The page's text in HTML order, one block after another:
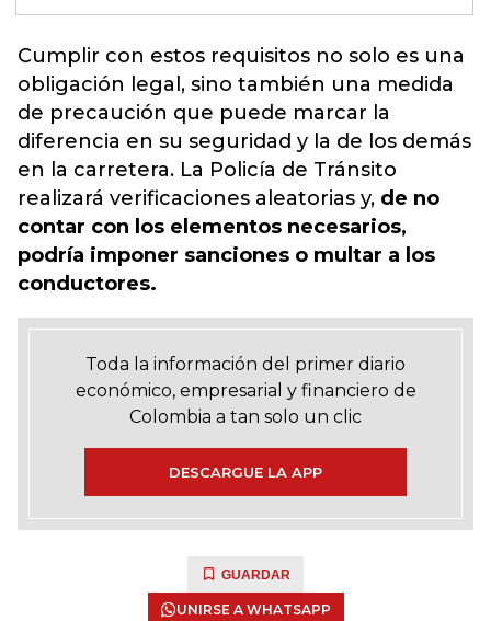
Cumplir con estos requisitos no solo es una
obligación legal, sino también una medida
de precaución que puede marcar la
diferencia en su seguridad y la de los demás
en la carretera. La Policía de Tránsito
realizará verificaciones aleatorias y, de no
contar con los elementos necesarios,
podría imponer sanciones o multar a los
conductores.
Toda la información del primer diario
económico, empresarial y financiero de
Colombia a tan solo un clic
DESCARGUE LA APP
GUARDAR
UNIRSE A WHATSAPP